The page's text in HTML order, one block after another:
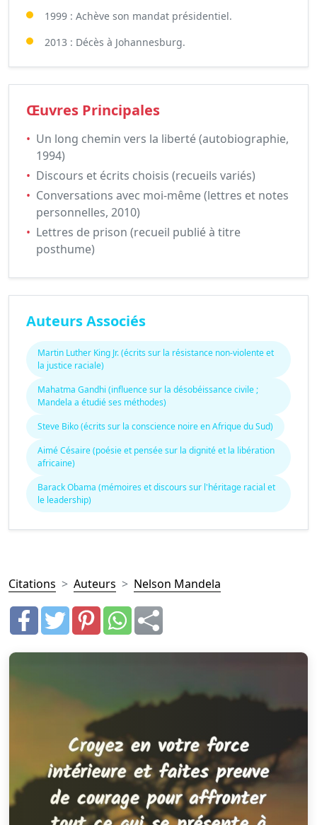
1999 : Achève son mandat présidentiel.
2013 : Décès à Johannesburg.
Œuvres Principales
• Un long chemin vers la liberté (autobiographie,
1994)
• Discours et écrits choisis (recueils variés)
• Conversations avec moi-même (lettres et notes
personnelles, 2010)
• Lettres de prison (recueil publié à titre
posthume)
Auteurs Associés
Martin Luther King Jr. (écrits sur la résistance non-violente et
la justice raciale)
Mahatma Gandhi (influence sur la désobéissance civile ;
Mandela a étudié ses méthodes)
Steve Biko (écrits sur la conscience noire en Afrique du Sud)
Aimé Césaire (poésie et pensée sur la dignité et la libération
africaine)
Barack Obama (mémoires et discours sur l'héritage racial et
le leadership)
Citations Auteurs Nelson Mandela